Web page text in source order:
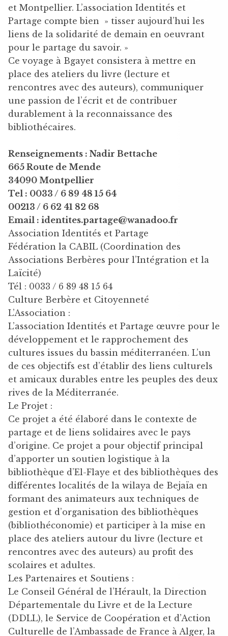
et Montpellier. L’association Identités et
Partage compte bien » tisser aujourd’hui les
liens de la solidarité de demain en oeuvrant
pour le partage du savoir. »
Ce voyage à Bgayet consistera à mettre en
place des ateliers du livre (lecture et
rencontres avec des auteurs), communiquer
une passion de l’écrit et de contribuer
durablement à la reconnaissance des
bibliothécaires.
Renseignements : Nadir Bettache
665 Route de Mende
34090 Montpellier
Tel : 0033 / 6 89 48 15 64
00213 / 6 62 41 82 68
Email : identites.partage@wanadoo.fr
Association Identités et Partage
Fédération la CABIL (Coordination des
Associations Berbères pour l’Intégration et la
Laïcité)
Tél : 0033 / 6 89 48 15 64
Culture Berbère et Citoyenneté
L’Association :
L’association Identités et Partage œuvre pour le
développement et le rapprochement des
cultures issues du bassin méditerranéen. L’un
de ces objectifs est d’établir des liens culturels
et amicaux durables entre les peuples des deux
rives de la Méditerranée.
Le Projet :
Ce projet a été élaboré dans le contexte de
partage et de liens solidaires avec le pays
d’origine. Ce projet a pour objectif principal
d’apporter un soutien logistique à la
bibliothèque d’El-Flaye et des bibliothèques des
différentes localités de la wilaya de Bejaïa en
formant des animateurs aux techniques de
gestion et d’organisation des bibliothèques
(bibliothéconomie) et participer à la mise en
place des ateliers autour du livre (lecture et
rencontres avec des auteurs) au profit des
scolaires et adultes.
Les Partenaires et Soutiens :
Le Conseil Général de l’Hérault, la Direction
Départementale du Livre et de la Lecture
(DDLL), le Service de Coopération et d’Action
Culturelle de l’Ambassade de France à Alger, la